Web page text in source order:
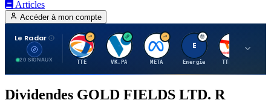
Articles
Accéder à mon compte
Le Radar
20 SIGNAUX
T
TTE
V
VK.PA
M
META
E
Energie
T
TTE.PA
Dividendes GOLD FIELDS LTD. R